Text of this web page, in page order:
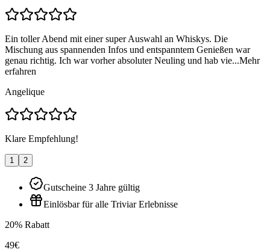
Ein toller Abend mit einer super Auswahl an Whiskys. Die
Mischung aus spannenden Infos und entspanntem Genießen war
genau richtig. Ich war vorher absoluter Neuling und hab vie...Mehr
erfahren
Angelique
Klare Empfehlung!
1 2
Gutscheine 3 Jahre gültig
Einlösbar für alle Triviar Erlebnisse
20% Rabatt
49€